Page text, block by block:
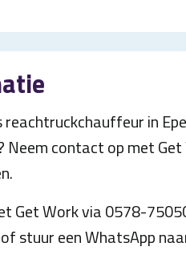
in
Neem contact op met
Get Work via 0578-
stuur een WhatsApp